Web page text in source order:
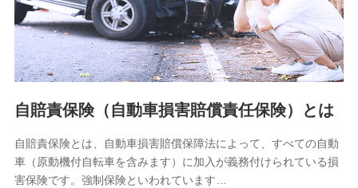
ネット日本橋ビル 3F
株式会社ドコモ・インシュアランス
個人情報の第三者提供について
除き、第三者に提供いたしません。
業務の委託
当社は利用目的の達成に必要な範囲内において個人情報の取
自賠責保険（自動車損害賠償責任保険）とは
自賠責保険とは、自動車損害賠償保障法によって、すべての自動
車（原動機付自転車を含みます）に加入が義務付けられている損
害保険です。強制保険といわれています…